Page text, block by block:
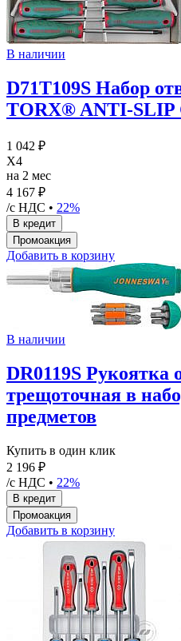
В наличии
D71T109S Набор
TORX® ANTI-SLIP
1 042 ₽
X4
на 2 мес
4 167 ₽
/с НДС • 22%
Добавить в корзину
В наличии
DR0119S Рукоятка
трещоточная в
предметов
Купить в один клик
2 196 ₽
/с НДС • 22%
Добавить в корзину